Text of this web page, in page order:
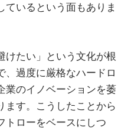
ているという面もありま
けたい」という文化が根
、過度に厳格なハードロ
業のイノベーションを萎
ます。こうしたことから
トローをベースにしつ